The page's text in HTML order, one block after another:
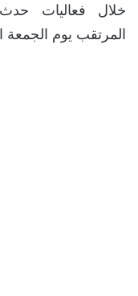
خلال فعاليات
المرتقب يوم الجمعة